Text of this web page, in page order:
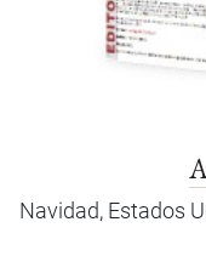
Navidad, Estados